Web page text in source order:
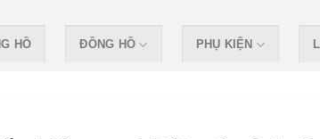
HỒ ĐỒNG HỒ PHỤ KIỆN